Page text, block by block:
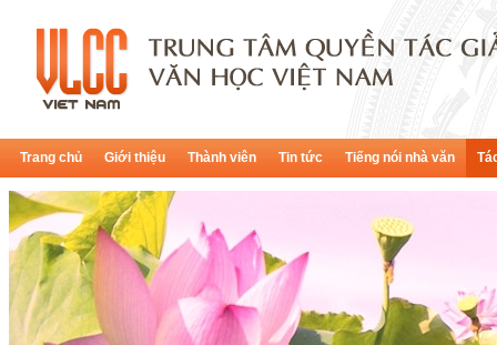
Trang chủ Giới thiệu Thành viên Tin tức Tiếng nói nhà văn